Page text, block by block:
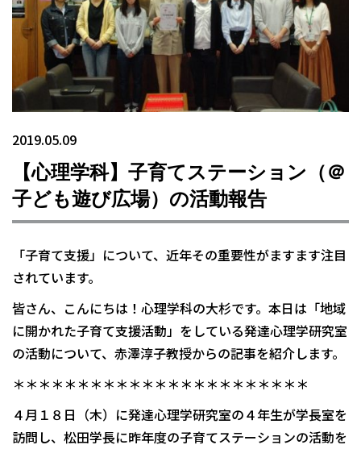
2019.05.09
【心理学科】子育てステーション（＠
子ども遊び広場）の活動報告
「子育て支援」について、近年その重要性がますます注目
されています。
皆さん、こんにちは！心理学科の大杉です。本日は「地域
に開かれた子育て支援活動」をしている発達心理学研究室
の活動について、赤澤淳子教授からの記事を紹介します。
＊＊＊＊＊＊＊＊＊＊＊＊＊＊＊＊＊＊＊＊＊＊＊
４月１８日（木）に発達心理学研究室の４年生が学長室を
訪問し、松田学長に昨年度の子育てステーションの活動を